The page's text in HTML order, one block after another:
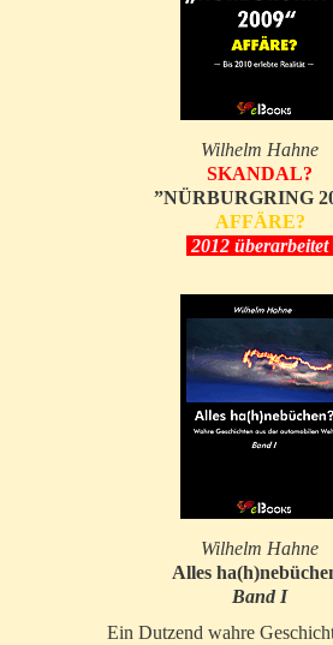
Wilhelm Hahne
SKANDAL?
”NÜRBURGRING
AFFÄRE?
2012 überarbeitet
Wilhelm Hahne
Alles
Band I
Ein Dutzend wahre